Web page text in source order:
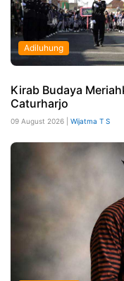
Adiluhung
Kirab Budaya
Caturharjo
09 August 2026 | Wijatma T S